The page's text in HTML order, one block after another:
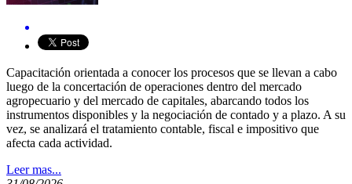
​​Capacitación orientada a conocer los procesos que se llevan a cabo
luego de la concertación de operaciones dentro del mercado
agropecuario y del mercado de capitales, abarcando todos los
instrumentos disponibles y la negociación de contado y a plazo. A su
vez, se analizará el tratamiento contable, fiscal e impositivo que
afecta cada actividad.​​​
Leer mas...